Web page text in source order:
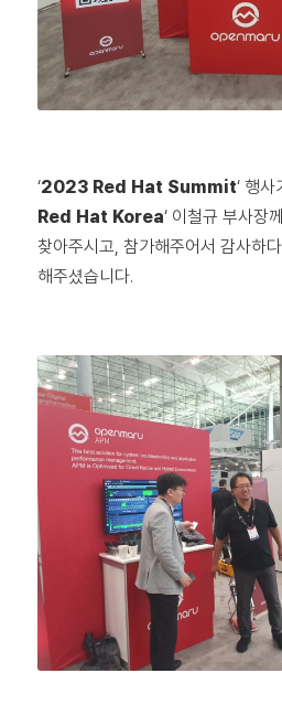
‘2023 Red Hat Summit‘ 행사
Red Hat Korea‘ 이철규 부사장
찾아주시고, 참가해주어서 감사하
해주셨습니다.